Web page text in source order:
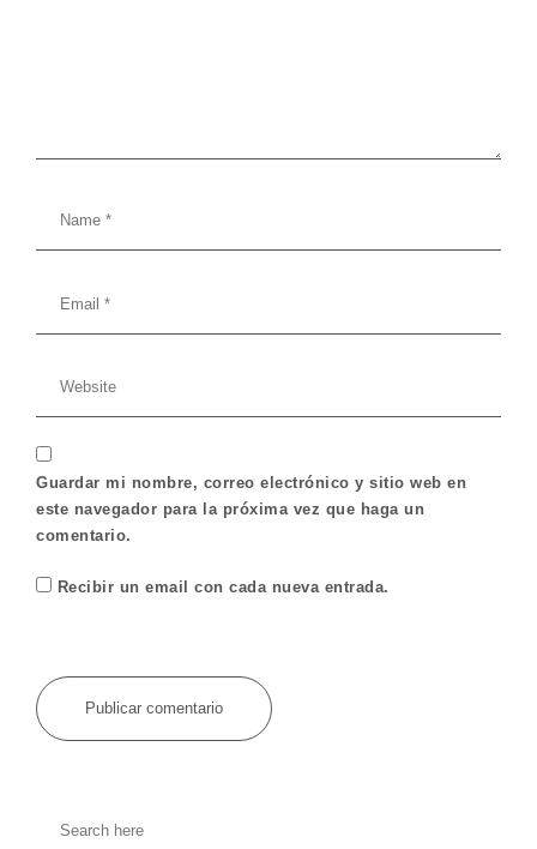
Guardar mi nombre, correo electrónico y sitio web en
este navegador para la próxima vez que haga un
comentario.
Recibir un email con cada nueva entrada.